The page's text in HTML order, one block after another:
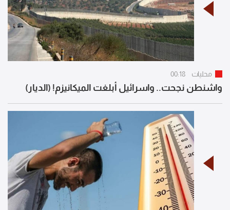
محليات 00:18
واشنطن نجحت.. واسرائيل أبلغت الميكانيزم! (الديار)